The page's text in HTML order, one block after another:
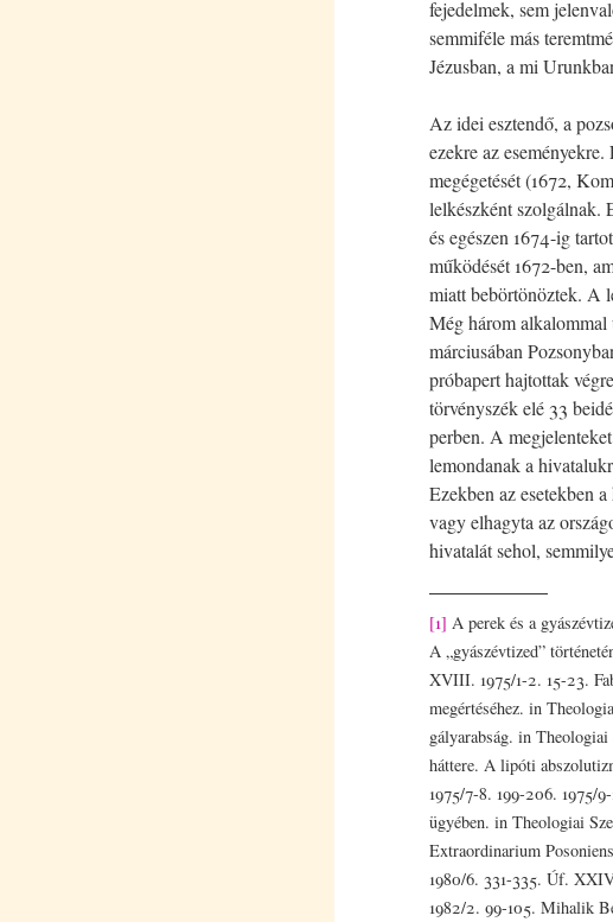
fejedelmek, sem
semmiféle más
Jézusban, a mi
Az idei esztendő, a
ezekre az
megégetését (1672,
lelkészként szolgálnak.
és egészen 1674-ig
működését 1672-ben,
miatt bebörtönöztek. A
Még három alkalommal
márciusában
próbapert hajtottak
törvényszék elé 33
perben. A
lemondanak a
Ezekben az esetekben
vagy elhagyta az
hivatalát sehol,
[1] A perek és a
A „gyászévtized”
XVIII. 1975/1-2. 15-23.
megértéséhez. in
gályarabság. in
háttere. A lipóti
1975/7-8. 199-206. 1975/
ügyében. in Theologiai
Extraordinarium
1980/6. 331-335. Úf.
1982/2. 99-105. Mihalik